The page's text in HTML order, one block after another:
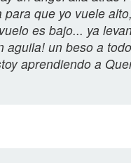
para que yo vuele
es bajo... ya
aguila! un beso a
aprendiendo a